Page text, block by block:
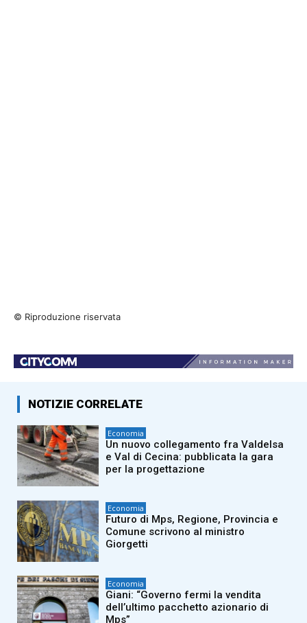
© Riproduzione riservata
NOTIZIE CORRELATE
Economia
Un nuovo collegamento fra Valdelsa
e Val di Cecina: pubblicata la gara
per la progettazione
Economia
Futuro di Mps, Regione, Provincia e
Comune scrivono al ministro
Giorgetti
Economia
Giani: “Governo fermi la vendita
dell’ultimo pacchetto azionario di
Mps”